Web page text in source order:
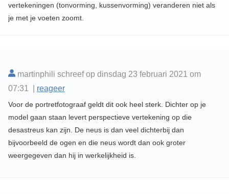
vertekeningen (tonvorming, kussenvorming) veranderen niet als
je met je voeten zoomt.
martinphili schreef op dinsdag 23 februari 2021 om
07:31 | reageer
Voor de portretfotograaf geldt dit ook heel sterk. Dichter op je
model gaan staan levert perspectieve vertekening op die
desastreus kan zijn. De neus is dan veel dichterbij dan
bijvoorbeeld de ogen en die neus wordt dan ook groter
weergegeven dan hij in werkelijkheid is.